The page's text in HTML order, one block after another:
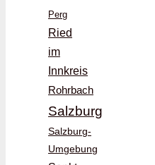
Perg
Ried
im
Innkreis
Rohrbach
Salzburg
Salzburg-
Umgebung